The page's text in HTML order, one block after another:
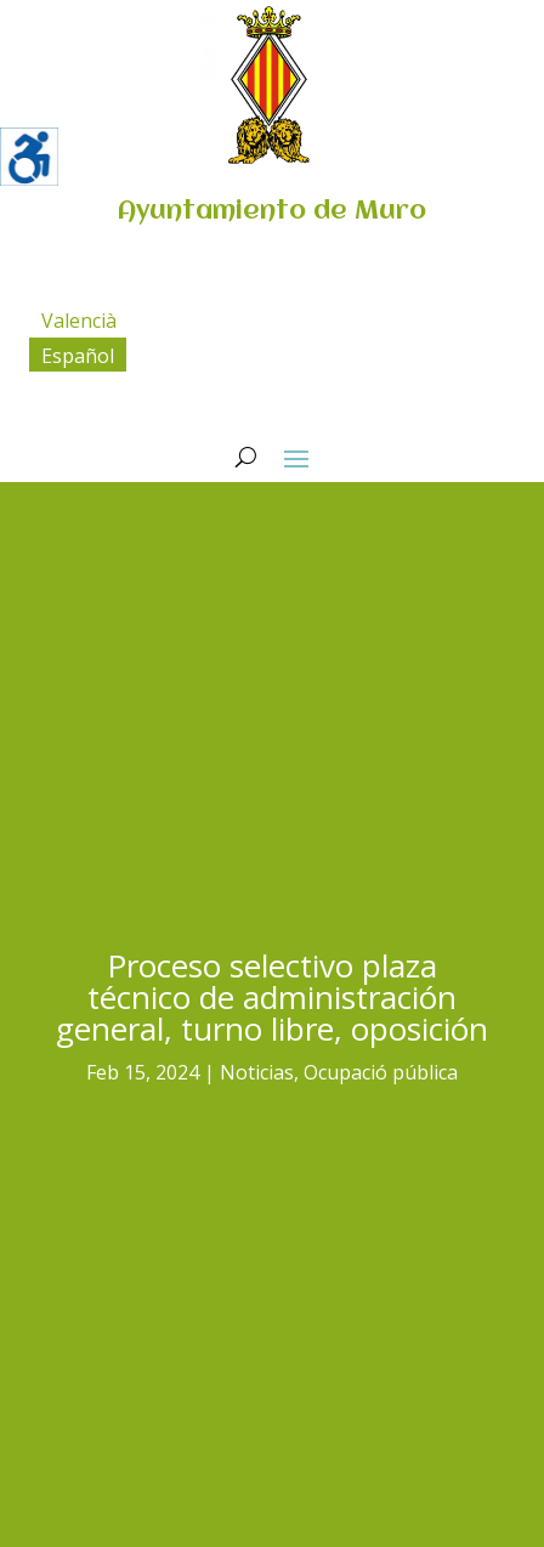
Ayuntamiento de Muro
Valencià
Español
Proceso selectivo plaza
técnico de administración
general, turno libre, oposición
Feb 15, 2024 Noticias, Ocupació pública